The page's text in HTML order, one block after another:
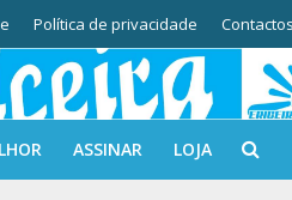
Política de privacidade Contactos
ASSINAR LOJA